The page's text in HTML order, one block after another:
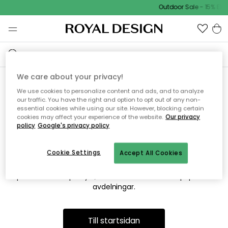
Outdoor Sale - 15%
Vi hittar tyvärr inte sidan du
söker
Detta kan bero på att sidan inte längre finns eller att den har
flyttats. Vi ber om ursäkt för besväret. I menyn ovan kan du
prova att söka på nytt, eller besöka en av våra populära
avdelningar.
Till startsidan
We care about your privacy!
We use cookies to personalize content and ads, and to analyze
our traffic. You have the right and option to opt out of any non-
essential cookies while using our site. However, blocking certain
cookies may affect your experience of the website. Our privacy
policy Google's privacy policy
Accept All Cookies
Cookie Settings